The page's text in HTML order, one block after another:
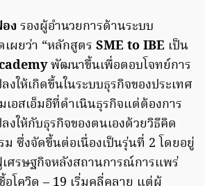
งรองผู้อำนวยการด้านระบบ
ผยว่า “หลักสูตร SME to IBE เป็น
พัฒนาขึ้นเพื่อตอบโจทย์การ
งให้เกิดขึ้นในระบบธุรกิจของประเทศ
เอสเอ็มอีที่ดำเนินธุรกิจแต่ต้องการ
งให้กับธุรกิจของตนเองด้วยวิธีคิด
ซึ่งจัดขึ้นต่อเนื่องเป็นรุ่นที่ 2 โดยอยู่
ศรษฐกิจหลังสถานการณ์การแพร่